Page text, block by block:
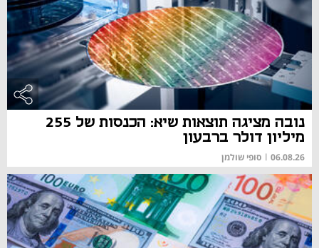
נובה מציגה תוצאות שיא: הכנסות של 255
מיליון דולר ברבעון
06.08.26
| סופי שולמן